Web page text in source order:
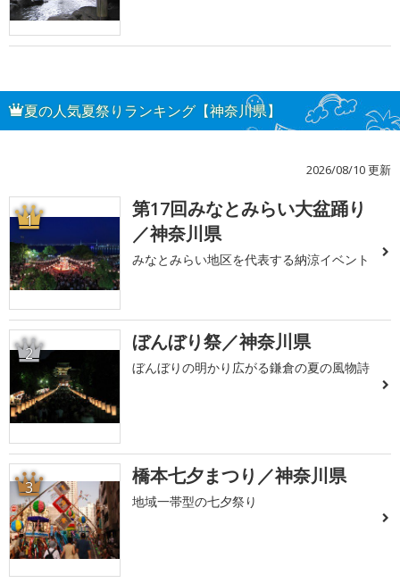
夏の人気夏祭りランキング【神奈川県】
2026/08/10 更新
1
第17回みなとみらい大盆踊り
／神奈川県
みなとみらい地区を代表する納涼イベント
2 ぼんぼり祭／神奈川県
ぼんぼりの明かり広がる鎌倉の夏の風物詩
3 橋本七夕まつり／神奈川県
地域一帯型の七夕祭り